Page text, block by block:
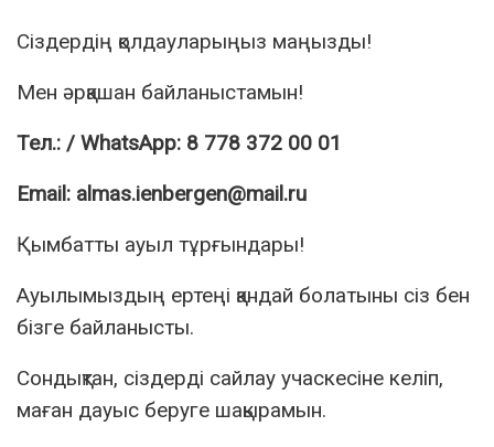
Сіздердің қолдауларыңыз маңызды!
Мен әрқашан байланыстамын!
Тел.: / WhatsApp: 8 778 372 00 01
Email: almas.ienbergen@mail.ru
Қымбатты ауыл тұрғындары!
Ауылымыздың ертеңі қандай болатыны сіз бен
бізге байланысты.
Сондықтан, сіздерді сайлау учаскесіне келіп,
маған дауыс беруге шақырамын.